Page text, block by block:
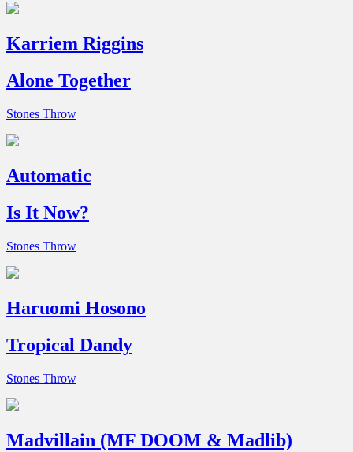
Karriem Riggins
Alone Together
Stones Throw
Automatic
Is It Now?
Stones Throw
Haruomi Hosono
Tropical Dandy
Stones Throw
Madvillain (MF DOOM & Madlib)